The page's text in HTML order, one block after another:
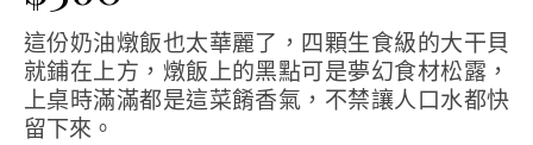
這份奶油燉飯也太華麗了，四顆生食級的大干貝
就鋪在上方，燉飯上的黑點可是夢幻食材松露，
上桌時滿滿都是這菜餚香氣，不禁讓人口水都快
留下來。